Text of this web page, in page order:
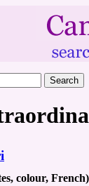
colour, French)